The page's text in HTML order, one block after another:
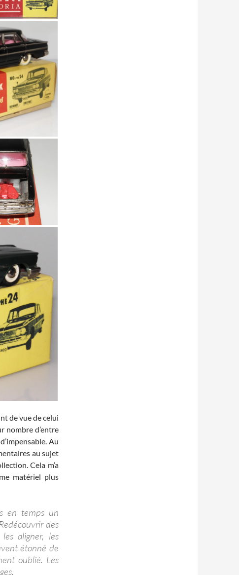
de vue de celui
nombre d’entre
Au
au sujet
Cela m’a
matériel plus
en temps un
des
aligner, les
étonné de
oublié. Les